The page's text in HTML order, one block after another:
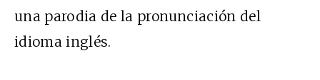
una parodia de la pronunciación del
idioma inglés.